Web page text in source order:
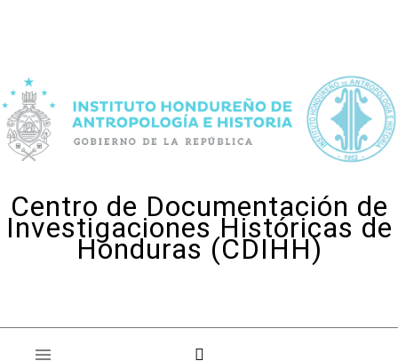
Centro de Documentación de
Investigaciones Históricas de
Honduras (CDIHH)